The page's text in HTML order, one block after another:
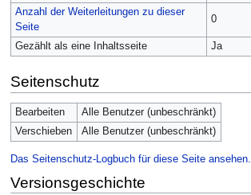
Anzahl der Weiterleitungen zu dieser
Seite
0
Gezählt als eine Inhaltsseite Ja
Seitenschutz
Bearbeiten
Alle Benutzer (unbeschränkt)
Verschieben
Alle Benutzer (unbeschränkt)
Das Seitenschutz-Logbuch für diese Seite ansehen.
Versionsgeschichte